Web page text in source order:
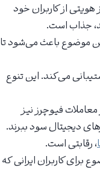
0.3 بیت کوین، احراز هویتی از کاربران خود
جذاب است.
موضوع باعث می‌شود تا
600 ارز دیجیتال پشتیبانی می‌کند. این تنوع
فیوچرز نیز
دیجیتال سود ببرند.
، رقابتی است.
برای کاربران ایرانی که